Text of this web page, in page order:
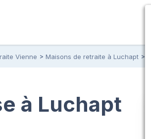
Vienne Maisons de retraite à Luchapt
à Luchapt